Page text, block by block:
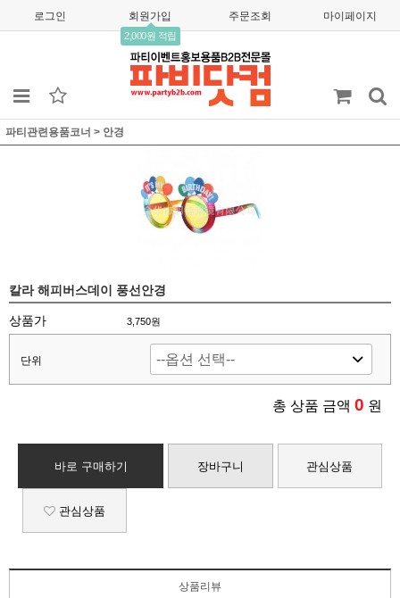
로그인 회원가입
2,000원 적립
주문조회 마이페이지
파티관련용품코너 > 안경
칼라 해피버스데이 풍선안경
상품가 3,750원
단위
총 상품 금액 0 원
바로 구매하기 장바구니 관심상품
관심상품
상품리뷰